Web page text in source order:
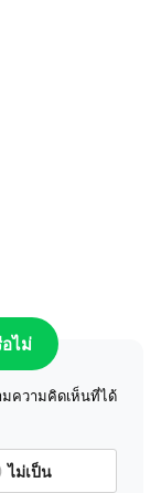
ไม่
มความคิดเห็นที่ได้
ไม่เป็น